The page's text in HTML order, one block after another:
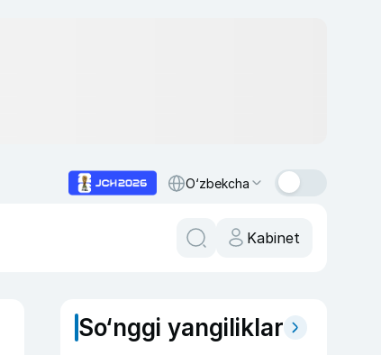
O‘zbekcha
Kabinet
So‘nggi yangiliklar